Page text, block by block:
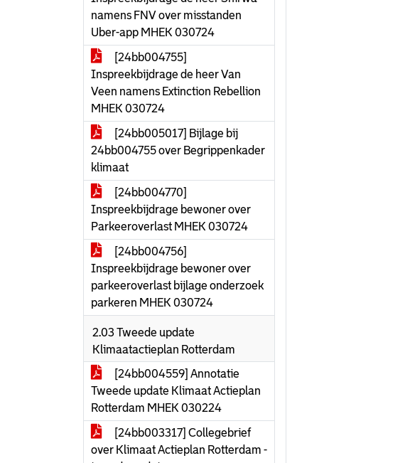
namens FNV over misstanden
Uber-app MHEK 030724
[24bb004755]
Inspreekbijdrage de heer Van
Veen namens Extinction Rebellion
MHEK 030724
[24bb005017] Bijlage bij
24bb004755 over Begrippenkader
klimaat
[24bb004770]
Inspreekbijdrage bewoner over
Parkeeroverlast MHEK 030724
[24bb004756]
Inspreekbijdrage bewoner over
parkeeroverlast bijlage onderzoek
parkeren MHEK 030724
2.03 Tweede update
Klimaatactieplan Rotterdam
[24bb004559] Annotatie
Tweede update Klimaat Actieplan
Rotterdam MHEK 030224
[24bb003317] Collegebrief
over Klimaat Actieplan Rotterdam -